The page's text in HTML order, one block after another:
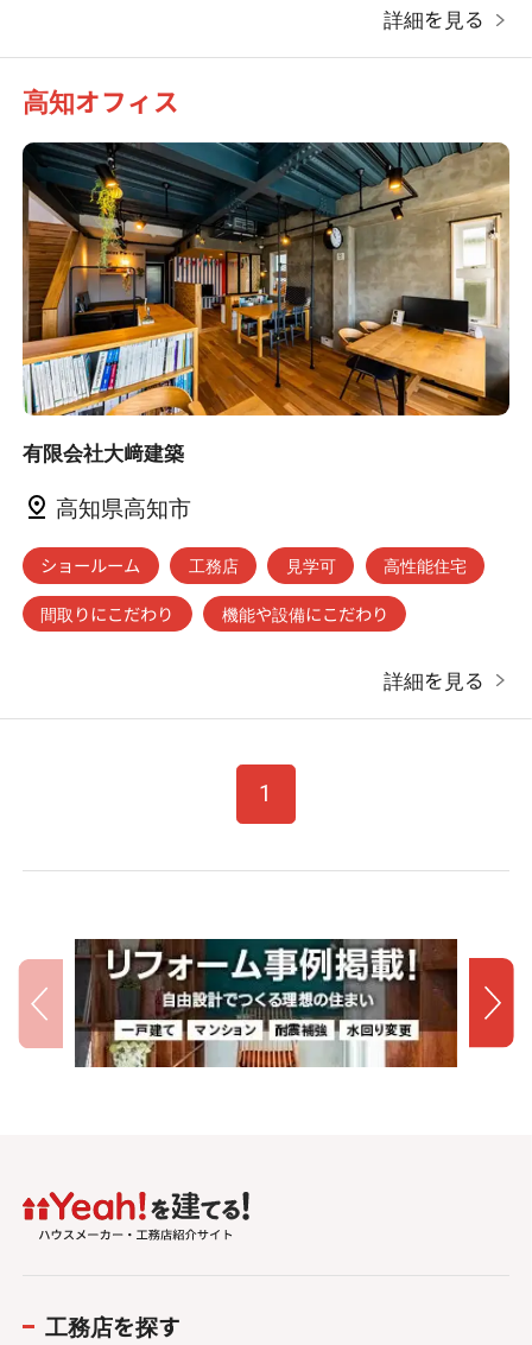
詳細を見る
高知オフィス
有限会社大﨑建築
高知県高知市
ショールーム 工務店 見学可
高性能住宅
間取りにこだわり
機能や設備にこだわり
詳細を見る
1
工務店を探す